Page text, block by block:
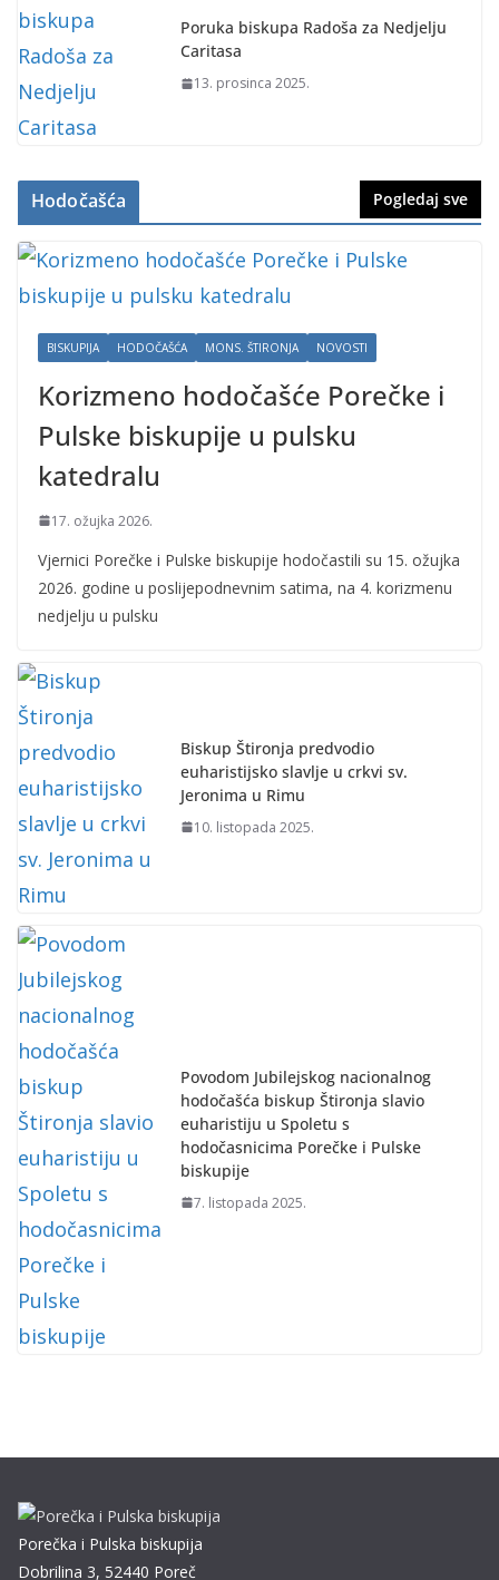
Poruka biskupa Radoša za Nedjelju
Caritasa
13. prosinca 2025.
Hodočašća Pogledaj sve
BISKUPIJA HODOČAŠĆA MONS. ŠTIRONJA NOVOSTI
Korizmeno hodočašće Porečke i
Pulske biskupije u pulsku
katedralu
17. ožujka 2026.
Vjernici Porečke i Pulske biskupije hodočastili su 15. ožujka
2026. godine u poslijepodnevnim satima, na 4. korizmenu
nedjelju u pulsku
Biskup Štironja predvodio
euharistijsko slavlje u crkvi sv.
Jeronima u Rimu
10. listopada 2025.
Povodom Jubilejskog nacionalnog
hodočašća biskup Štironja slavio
euharistiju u Spoletu s
hodočasnicima Porečke i Pulske
biskupije
7. listopada 2025.
Porečka i Pulska biskupija
Dobrilina 3, 52440 Poreč